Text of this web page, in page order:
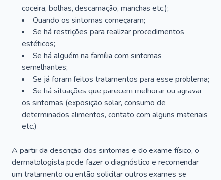
coceira, bolhas, descamação, manchas etc.);
Quando os sintomas começaram;
Se há restrições para realizar procedimentos
estéticos;
Se há alguém na família com sintomas
semelhantes;
Se já foram feitos tratamentos para esse problema;
Se há situações que parecem melhorar ou agravar
os sintomas (exposição solar, consumo de
determinados alimentos, contato com alguns materiais
etc.).
A partir da descrição dos sintomas e do exame físico, o
dermatologista pode fazer o diagnóstico e recomendar
um tratamento ou então solicitar outros exames se